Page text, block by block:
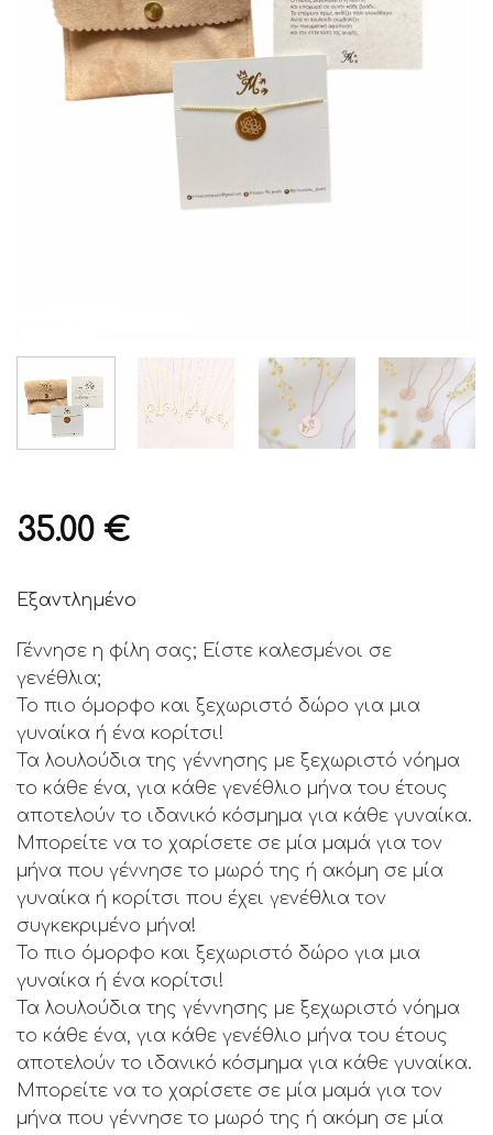
35.00 €
Εξαντλημένο
Γέννησε η φίλη σας; Είστε καλεσμένοι σε
γενέθλια;
Το πιο όμορφο και ξεχωριστό δώρο για μια
γυναίκα ή ένα κορίτσι!
Τα λουλούδια της γέννησης με ξεχωριστό νόημα
το κάθε ένα, για κάθε γενέθλιο μήνα του έτους
αποτελούν το ιδανικό κόσμημα για κάθε γυναίκα.
Μπορείτε να το χαρίσετε σε μία μαμά για τον
μήνα που γέννησε το μωρό της ή ακόμη σε μία
γυναίκα ή κορίτσι που έχει γενέθλια τον
συγκεκριμένο μήνα!
Το πιο όμορφο και ξεχωριστό δώρο για μια
γυναίκα ή ένα κορίτσι!
Τα λουλούδια της γέννησης με ξεχωριστό νόημα
το κάθε ένα, για κάθε γενέθλιο μήνα του έτους
αποτελούν το ιδανικό κόσμημα για κάθε γυναίκα.
Μπορείτε να το χαρίσετε σε μία μαμά για τον
μήνα που γέννησε το μωρό της ή ακόμη σε μία